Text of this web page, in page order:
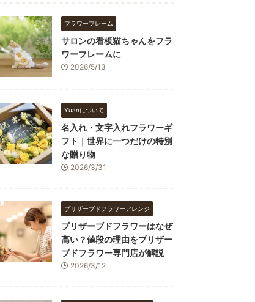
フラワーフレーム
サロンの看板猫ちゃんをフラ
ワーフレームに
2026/5/13
Yuanについて
名入れ・文字入れフラワーギ
フト｜世界に一つだけの特別
な贈り物
2026/3/31
プリザーブドフラワーアレンジ
プリザーブドフラワーはなぜ
高い？値段の理由をプリザー
ブドフラワー専門店が解説
2026/3/12